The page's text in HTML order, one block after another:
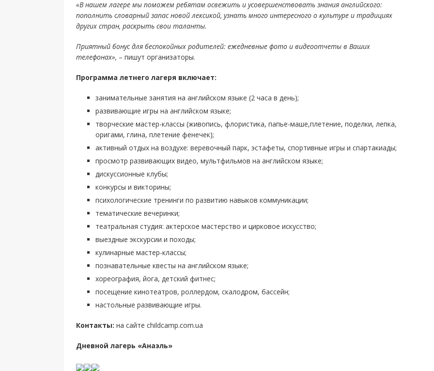
«В нашем лагере мы поможем ребятам освежить и усовершенствовать знания английского:
пополнить словарный запас новой лексикой, узнать много интересного о культуре и традициях
других стран, раскрыть свои таланты.
Приятный бонус для беспокойных родителей: ежедневные фото и видеоотчеты в Ваших
телефонах», – пишут организаторы.
Программа летнего лагеря включает:
занимательные занятия на английском языке (2 часа в день);
развивающие игры на английском языке;
творческие мастер-классы (живопись, флористика, папье-маше,плетение, поделки, лепка,
оригами, глина, плетение фенечек);
активный отдых на воздухе: веревочный парк, эстафеты, спортивные игры и спартакиады;
просмотр развивающих видео, мультфильмов на английском языке;
дискуссионные клубы;
конкурсы и викторины;
психологические тренинги по развитию навыков коммуникации;
тематические вечеринки;
театральная студия: актерское мастерство и цирковое искусство;
выездные экскурсии и походы;
кулинарные мастер-классы;
познавательные квесты на английском языке;
хореография, йога, детский фитнес;
посещение кинотеатров, роллердом, скалодром, бассейн;
настольные развивающие игры.
Контакты: на сайте childcamp.com.ua
Дневной лагерь «Анаэль»